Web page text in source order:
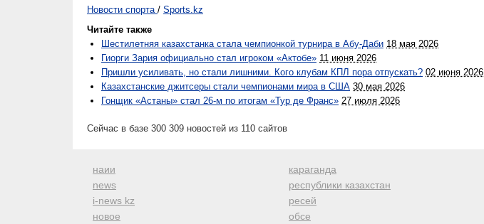
Новости спорта / Sports.kz
Читайте также
Шестилетняя казахстанка стала чемпионкой турнира в Абу-Даби 18 мая 2026
Гиорги Зария официально стал игроком «Актобе» 11 июня 2026
Пришли усиливать, но стали лишними. Кого клубам КПЛ пора отпускать? 02 июня 2026
Казахстанские джитсеры стали чемпионами мира в США 30 мая 2026
Гонщик «Астаны» стал 26-м по итогам «Тур де Франс» 27 июля 2026
Сейчас в базе 300 309 новостей из 110 сайтов
наии
news
i-news kz
новое
караганда
республики казахстан
ресей
обсе